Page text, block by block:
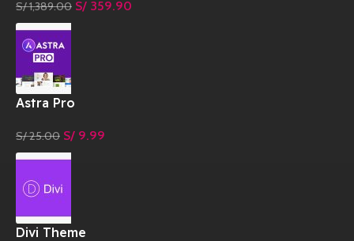
S/1,389.00 S/ 359.90
Astra Pro
S/25.00 S/ 9.99
Divi Theme